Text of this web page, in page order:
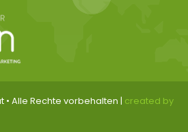
• Alle Rechte vorbehalten | created by